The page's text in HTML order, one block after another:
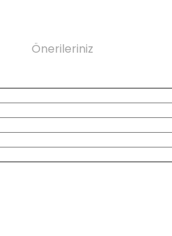
Önerileriniz